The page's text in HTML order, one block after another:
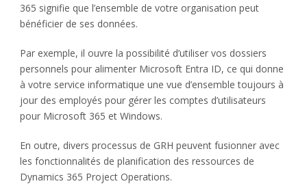
365 signifie que l’ensemble de votre organisation peut
bénéficier de ses données.
Par exemple, il ouvre la possibilité d’utiliser vos dossiers
personnels pour alimenter Microsoft Entra ID, ce qui donne
à votre service informatique une vue d’ensemble toujours à
jour des employés pour gérer les comptes d’utilisateurs
pour Microsoft 365 et Windows.
En outre, divers processus de GRH peuvent fusionner avec
les fonctionnalités de planification des ressources de
Dynamics 365 Project Operations.